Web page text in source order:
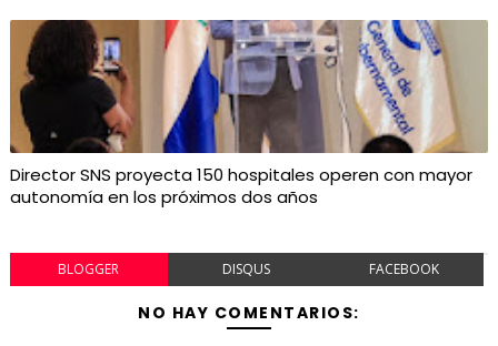
Director SNS proyecta 150 hospitales operen con mayor
autonomía en los próximos dos años
BLOGGER DISQUS FACEBOOK
NO HAY COMENTARIOS: